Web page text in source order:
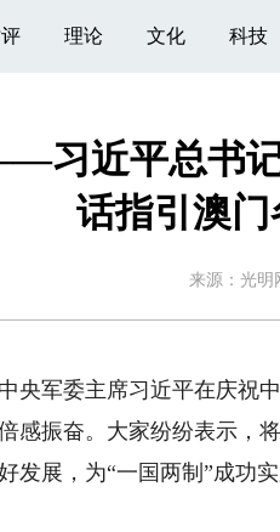
理论 文化 科技
习近平总书
话指引澳
来源： 光明
军委主席习近平在庆祝中
感振奋。大家纷纷表示，
发展，为“一国两制”成功